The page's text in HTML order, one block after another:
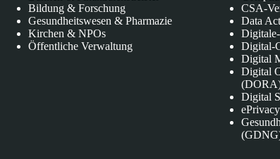
Bildung & Forschung
Gesundheitswesen & Pharmazie
Kirchen & NPOs
Öffentliche Verwaltung
CSA-
Data Act
Digital-
Digital
Digital
Digital